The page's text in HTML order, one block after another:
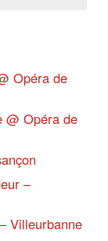
Opéra de
@ Opéra de
–
Villeurbanne